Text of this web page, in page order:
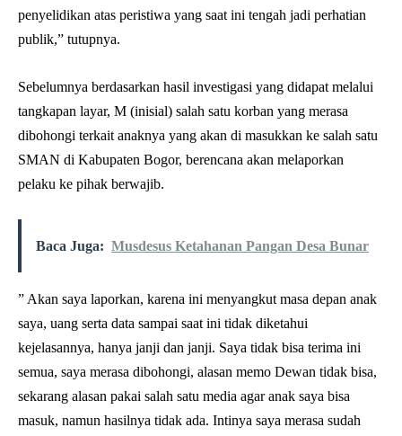
penyelidikan atas peristiwa yang saat ini tengah jadi perhatian
publik,” tutupnya.
Sebelumnya berdasarkan hasil investigasi yang didapat melalui
tangkapan layar, M (inisial) salah satu korban yang merasa
dibohongi terkait anaknya yang akan di masukkan ke salah satu
SMAN di Kabupaten Bogor, berencana akan melaporkan
pelaku ke pihak berwajib.
Baca Juga: Musdesus Ketahanan Pangan Desa Bunar
” Akan saya laporkan, karena ini menyangkut masa depan anak
saya, uang serta data sampai saat ini tidak diketahui
kejelasannya, hanya janji dan janji. Saya tidak bisa terima ini
semua, saya merasa dibohongi, alasan memo Dewan tidak bisa,
sekarang alasan pakai salah satu media agar anak saya bisa
masuk, namun hasilnya tidak ada. Intinya saya merasa sudah